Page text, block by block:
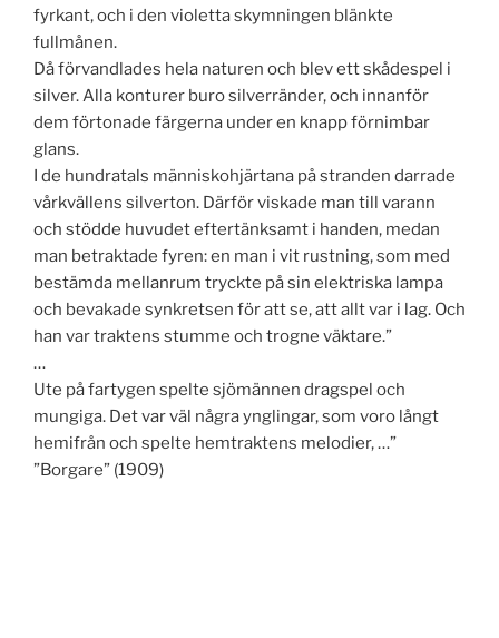
fyrkant, och i den violetta skymningen blänkte
fullmånen.
Då förvandlades hela naturen och blev ett skådespel i
silver. Alla konturer buro silverränder, och innanför
dem förtonade färgerna under en knapp förnimbar
glans.
I de hundratals människohjärtana på stranden darrade
vårkvällens silverton. Därför viskade man till varann
och stödde huvudet eftertänksamt i handen, medan
man betraktade fyren: en man i vit rustning, som med
bestämda mellanrum tryckte på sin elektriska lampa
och bevakade synkretsen för att se, att allt var i lag. Och
han var traktens stumme och trogne väktare.”
…
Ute på fartygen spelte sjömännen dragspel och
mungiga. Det var väl några ynglingar, som voro långt
hemifrån och spelte hemtraktens melodier, …”
”Borgare” (1909)